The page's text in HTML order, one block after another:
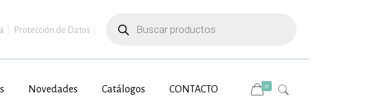
Protección de Datos
productos
Novedades Catálogos CONTACTO 0